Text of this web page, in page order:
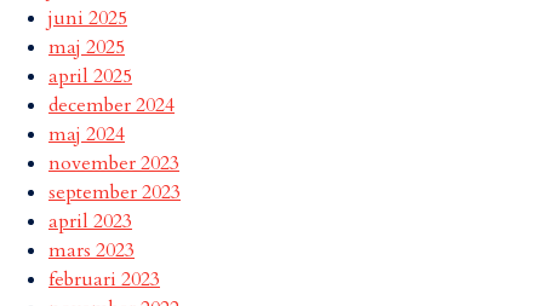
juni 2025
maj 2025
april 2025
december 2024
maj 2024
november 2023
september 2023
april 2023
mars 2023
februari 2023